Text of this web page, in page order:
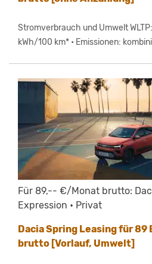
Stromverbrauch und Umwelt
kWh/100 km* • Emissionen:
Für 89,-- €/Monat brutto:
Expression • Privat
Dacia Spring Leasing für 89
brutto [Vorlauf, Umwelt]